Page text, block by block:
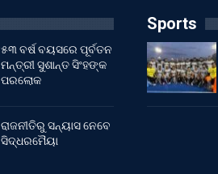
୫୩ ବର୍ଷ ବୟସରେ ପୂର୍ବତନ
ମନ୍ତ୍ରୀ ସୁଶାନ୍ତ ସିଂହଙ୍କ
ପରଲୋକ
ରାଜନୀତିରୁ ସନ୍ୟାସ ନେବେ
ସିଦ୍ଧରମୈୟା
Sports